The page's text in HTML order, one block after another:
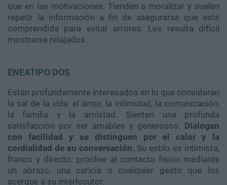
que en las motivaciones. Tienden a moralizar y suelen
repetir la información a fin de asegurarse que esté
comprendida para evitar errores. Les resulta difícil
mostrarse relajados.
ENEATIPO DOS
Están profundamente interesados en lo que consideran
la sal de la vida: el amor, la intimidad, la comunicación,
la familia y la amistad. Sienten una profunda
satisfacción por ser amables y generosos. Dialogan
con facilidad y se distinguen por el calor y la
cordialidad de su conversación. Su estilo es intimista,
franco y directo: proclive al contacto físico mediante
un abrazo, una caricia o cualquier gesto que los
acerque a su interlocutor.